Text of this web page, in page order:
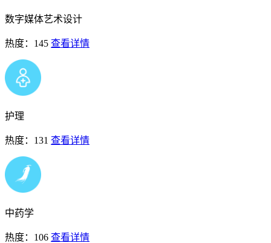
数字媒体艺术设计
热度：145 查看详情
护理
热度：131 查看详情
中药学
热度：106 查看详情